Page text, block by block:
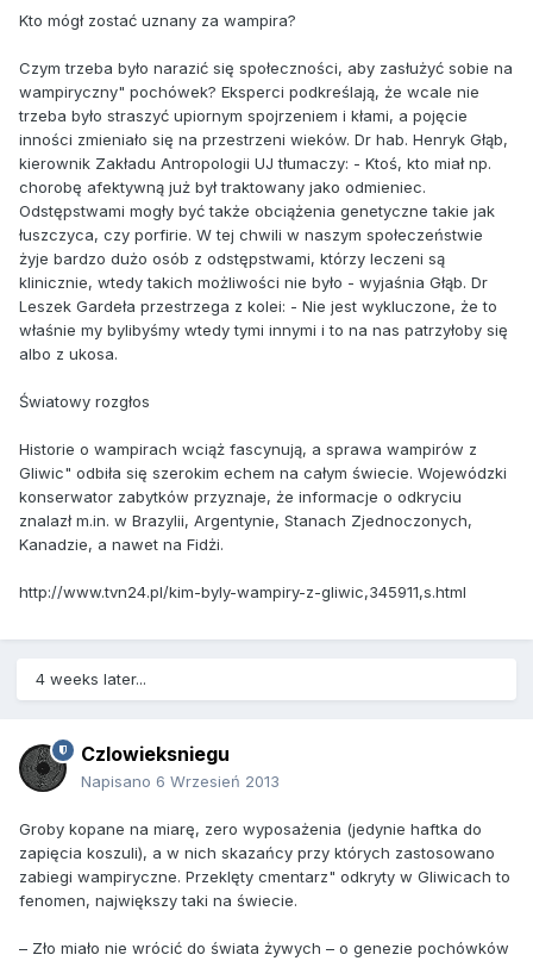
Kto mógł zostać uznany za wampira?
Czym trzeba było narazić się społeczności, aby zasłużyć sobie na
wampiryczny" pochówek? Eksperci podkreślają, że wcale nie
trzeba było straszyć upiornym spojrzeniem i kłami, a pojęcie
inności zmieniało się na przestrzeni wieków. Dr hab. Henryk Głąb,
kierownik Zakładu Antropologii UJ tłumaczy: - Ktoś, kto miał np.
chorobę afektywną już był traktowany jako odmieniec.
Odstępstwami mogły być także obciążenia genetyczne takie jak
łuszczyca, czy porfirie. W tej chwili w naszym społeczeństwie
żyje bardzo dużo osób z odstępstwami, którzy leczeni są
klinicznie, wtedy takich możliwości nie było - wyjaśnia Głąb. Dr
Leszek Gardeła przestrzega z kolei: - Nie jest wykluczone, że to
właśnie my bylibyśmy wtedy tymi innymi i to na nas patrzyłoby się
albo z ukosa.
Światowy rozgłos
Historie o wampirach wciąż fascynują, a sprawa wampirów z
Gliwic" odbiła się szerokim echem na całym świecie. Wojewódzki
konserwator zabytków przyznaje, że informacje o odkryciu
znalazł m.in. w Brazylii, Argentynie, Stanach Zjednoczonych,
Kanadzie, a nawet na Fidżi.
http://www.tvn24.pl/kim-byly-wampiry-z-gliwic,345911,s.html
4 weeks later...
Czlowieksniegu
Napisano 6 Wrzesień 2013
Groby kopane na miarę, zero wyposażenia (jedynie haftka do
zapięcia koszuli), a w nich skazańcy przy których zastosowano
zabiegi wampiryczne. Przeklęty cmentarz" odkryty w Gliwicach to
fenomen, największy taki na świecie.
– Zło miało nie wrócić do świata żywych – o genezie pochówków